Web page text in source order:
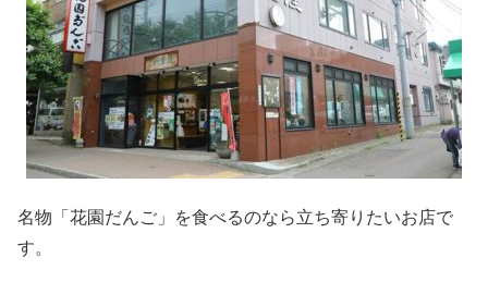
名物「花園だんご」を食べるのなら立ち寄りたいお店で
す。